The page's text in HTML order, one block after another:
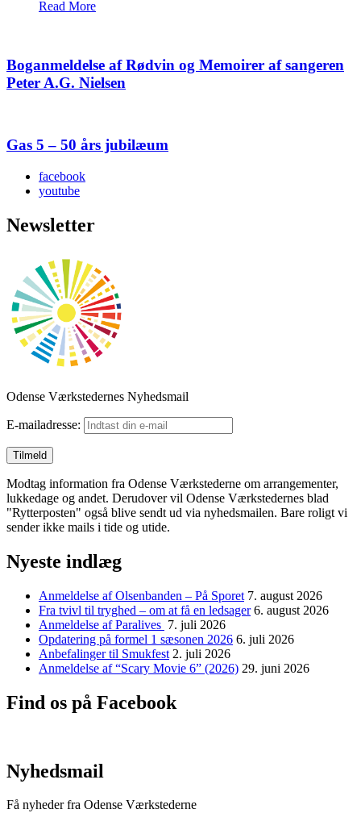
Read More
Boganmeldelse af Rødvin og Memoirer af sangeren
Peter A.G. Nielsen
Gas 5 – 50 års jubilæum
facebook
youtube
Newsletter
Odense Værkstedernes Nyhedsmail
E-mailadresse:
Modtag information fra Odense Værkstederne om arrangementer,
lukkedage og andet. Derudover vil Odense Værkstedernes blad
"Rytterposten" også blive sendt ud via nyhedsmailen. Bare roligt vi
sender ikke mails i tide og utide.
Nyeste indlæg
Anmeldelse af Olsenbanden – På Sporet 7. august 2026
Fra tvivl til tryghed – om at få en ledsager 6. august 2026
Anmeldelse af Paralives 7. juli 2026
Opdatering på formel 1 sæsonen 2026 6. juli 2026
Anbefalinger til Smukfest 2. juli 2026
Anmeldelse af “Scary Movie 6” (2026) 29. juni 2026
Find os på Facebook
Nyhedsmail
Få nyheder fra Odense Værkstederne